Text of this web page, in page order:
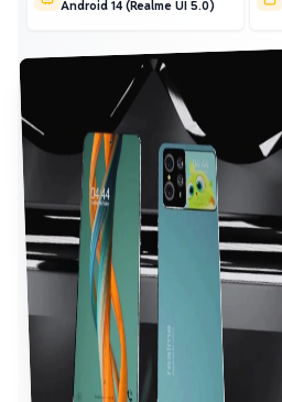
Android 14 (Realme UI 5.0)